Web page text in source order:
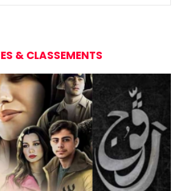
& CLASSEMENTS